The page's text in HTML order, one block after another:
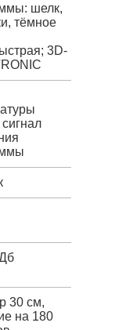
шелк,
тёмное
3D-
30 см,
на 180